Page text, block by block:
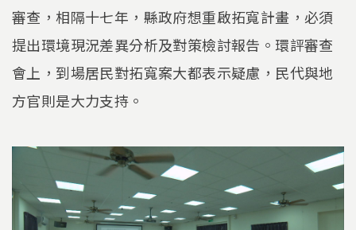
審查，相隔十七年，縣政府想重啟拓寬計畫，必須
提出環境現況差異分析及對策檢討報告。環評審查
會上，到場居民對拓寬案大都表示疑慮，民代與地
方官則是大力支持。